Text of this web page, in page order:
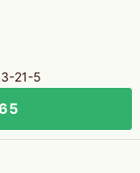
3-21-5